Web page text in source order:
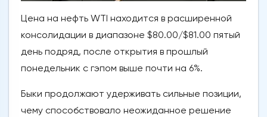
Цена на нефть WTI находится в расширенной
консолидации в диапазоне $80.00/$81.00 пятый
день подряд, после открытия в прошлый
понедельник с гэпом выше почти на 6%.
Быки продолжают удерживать сильные позиции,
чему способствовало неожиданное решение